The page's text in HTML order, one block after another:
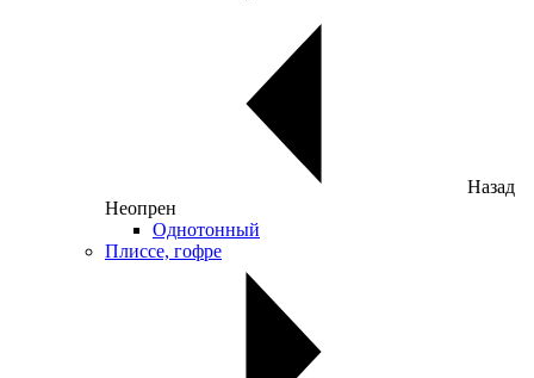
Назад
Неопрен
Однотонный
Плиссе, гофре